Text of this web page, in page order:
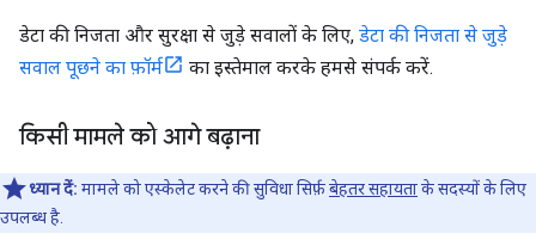
डेटा की निजता और सुरक्षा से जुड़े सवालों के लिए, डेटा की निजता से जुड़े
सवाल पूछने का फ़ॉर्म
का इस्तेमाल करके हमसे संपर्क करें.
किसी मामले को आगे बढ़ाना
ध्यान दें: मामले को एस्केलेट करने की सुविधा सिर्फ़बेहतर सहायताके सदस्यों के लिए
उपलब्ध है.